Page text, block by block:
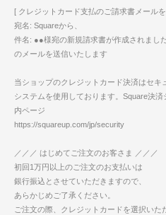
[ クレジットカード支払のご請求書メール
宛名: Squareから、
件名: ●●様宛の新規請求書が作成されました
のメールを送信いたします
当ショップのクレジットカード決済はセキ
システムを使用しております。Square決
内ページ
https://squareup.com/jp/security
／／／ はじめてご注文のお客さま ／／／
初回1万円以上のご注文のお支払いは
銀行振込とさせていただきますので、
あらかじめご了承ください。
ご注文の際、クレジットカードを選択いた